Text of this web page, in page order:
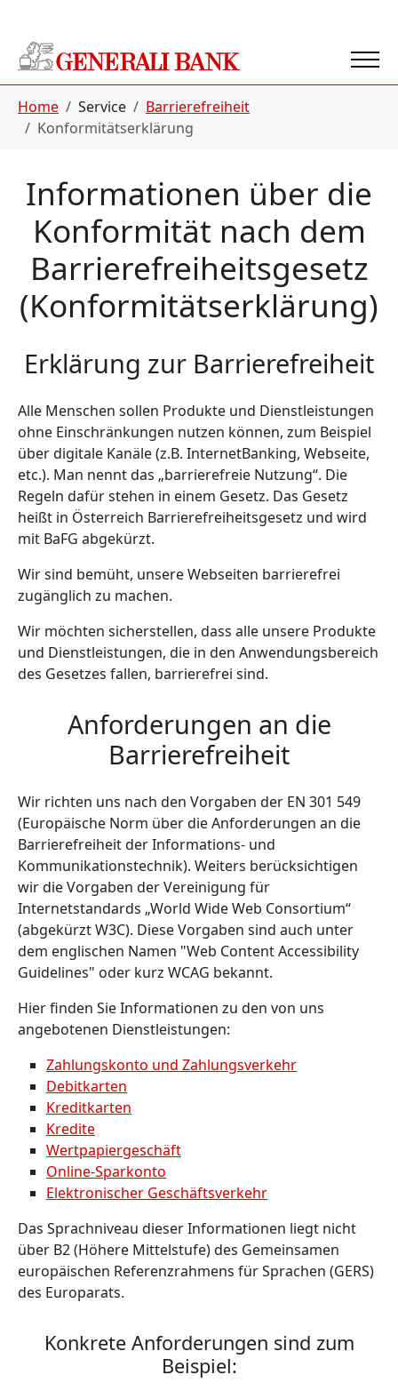
Home Service
Barrierefreiheit
Konformitätserklärung
Informationen über die
Konformität nach dem
Barrierefreiheitsgesetz
(Konformitätserklärung)
Erklärung zur Barrierefreiheit
Alle Menschen sollen Produkte und Dienstleistungen
ohne Einschränkungen nutzen können, zum Beispiel
über digitale Kanäle (z.B. InternetBanking, Webseite,
etc.). Man nennt das „barrierefreie Nutzung“. Die
Regeln dafür stehen in einem Gesetz. Das Gesetz
heißt in Österreich Barrierefreiheitsgesetz und wird
mit BaFG abgekürzt.
Wir sind bemüht, unsere Webseiten barrierefrei
zugänglich zu machen.
Wir möchten sicherstellen, dass alle unsere Produkte
und Dienstleistungen, die in den Anwendungsbereich
des Gesetzes fallen, barrierefrei sind.
Anforderungen an die
Barrierefreiheit
Wir richten uns nach den Vorgaben der EN 301 549
(Europäische Norm über die Anforderungen an die
Barrierefreiheit der Informations- und
Kommunikationstechnik). Weiters berücksichtigen
wir die Vorgaben der Vereinigung für
Internetstandards „World Wide Web Consortium“
(abgekürzt W3C). Diese Vorgaben sind auch unter
dem englischen Namen "Web Content Accessibility
Guidelines" oder kurz WCAG bekannt.
Hier finden Sie Informationen zu den von uns
angebotenen Dienstleistungen:
Zahlungskonto und Zahlungsverkehr
Debitkarten
Kreditkarten
Kredite
Wertpapiergeschäft
Online-Sparkonto
Elektronischer Geschäftsverkehr
Das Sprachniveau dieser Informationen liegt nicht
über B2 (Höhere Mittelstufe) des Gemeinsamen
europäischen Referenzrahmens für Sprachen (GERS)
des Europarats.
Konkrete Anforderungen sind zum
Beispiel: